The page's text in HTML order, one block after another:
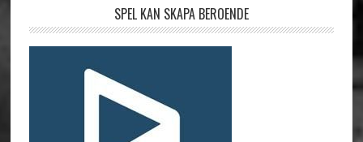
SPEL KAN SKAPA BEROENDE